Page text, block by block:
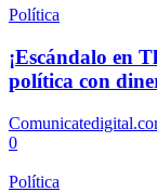
Política
¡Escándalo en
política con
0
Política